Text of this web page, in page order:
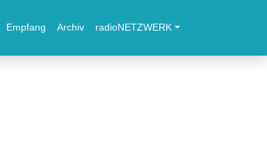
Empfang Archiv radioNETZWERK